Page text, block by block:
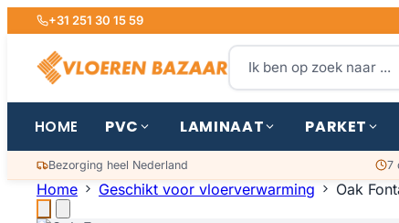
+31 251 30 15 59
HOME PVC LAMINAAT PARKET
Bezorging heel Nederland 7
Home Geschikt voor vloerverwarming Oak